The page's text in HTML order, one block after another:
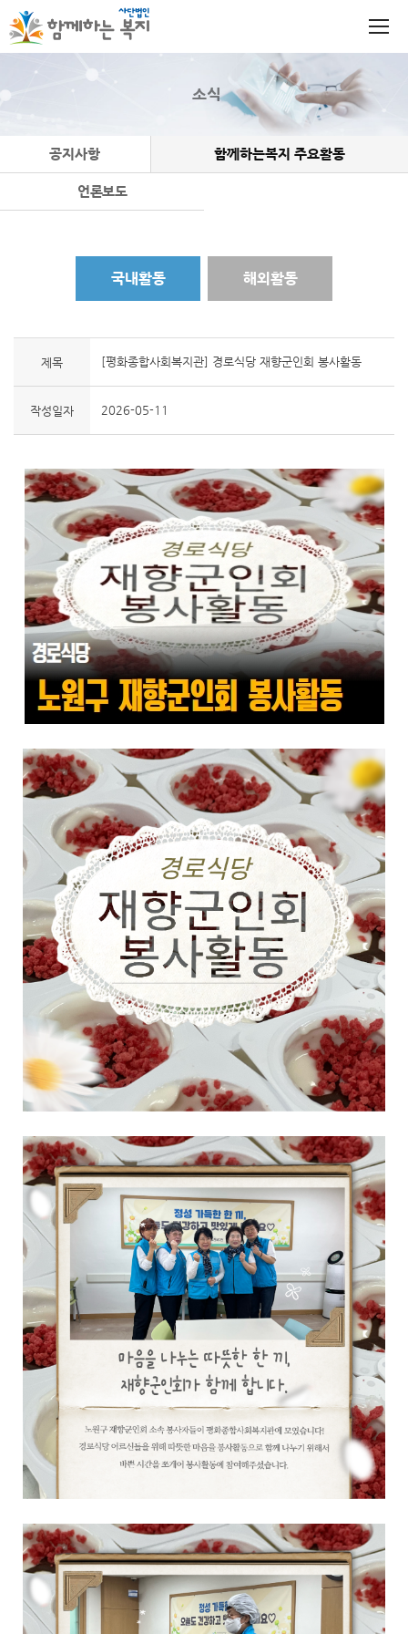
소식
공지사항 함께하는복지 주요활동
언론보도
국내활동 해외활동
제목 [평화종합사회복지관] 경로식당 재향군인회 봉사활동
작성일자 2026-05-11